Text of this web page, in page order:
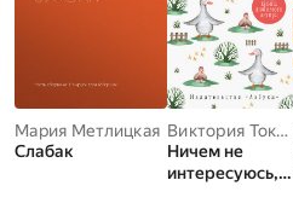
Мария Метлицкая
Слабак
Виктория Токарева
Ничем не
интересуюсь,